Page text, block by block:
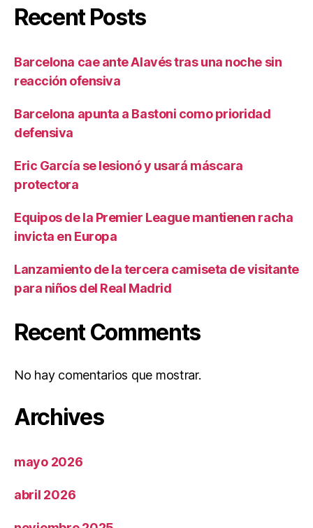
Recent Posts
Barcelona cae ante Alavés tras una noche sin
reacción ofensiva
Barcelona apunta a Bastoni como prioridad
defensiva
Eric García se lesionó y usará máscara
protectora
Equipos de la Premier League mantienen racha
invicta en Europa
Lanzamiento de la tercera camiseta de visitante
para niños del Real Madrid
Recent Comments
No hay comentarios que mostrar.
Archives
mayo 2026
abril 2026